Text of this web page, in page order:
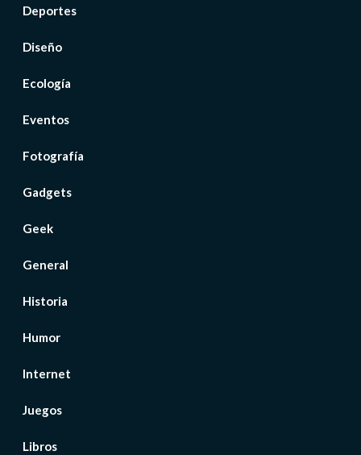
Deportes
Diseño
Ecología
Eventos
Fotografía
Gadgets
Geek
General
Historia
Humor
Internet
Juegos
Libros